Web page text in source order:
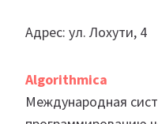
Адрес: ул. Лохути, 4
Algorithmica
Международная